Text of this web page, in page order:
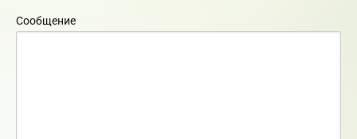
Сообщение